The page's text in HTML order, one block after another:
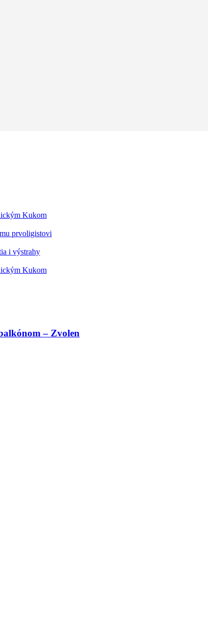
Kukom
prvoligistovi
i výstrahy
Kukom
– Zvolen